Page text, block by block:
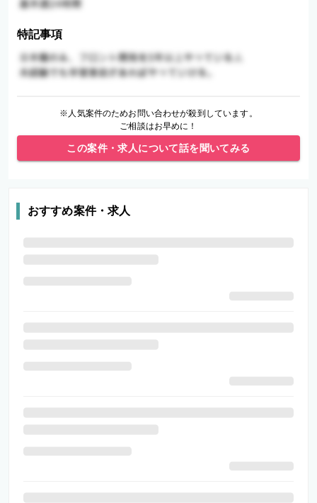
特記事項
※人気案件のためお問い合わせが殺到しています。
ご相談はお早めに！
この案件・求人について話を聞いてみる
おすすめ案件・求人